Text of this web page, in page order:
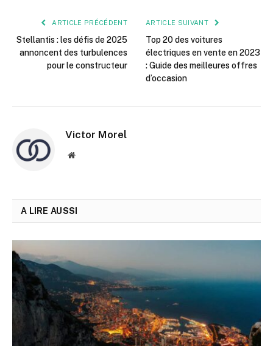
ARTICLE PRÉCÉDENT
Stellantis : les défis de 2025
annoncent des turbulences
pour le constructeur
ARTICLE SUIVANT
Top 20 des voitures
électriques en vente en 2023
: Guide des meilleures offres
d’occasion
Victor Morel
Site
A LIRE AUSSI